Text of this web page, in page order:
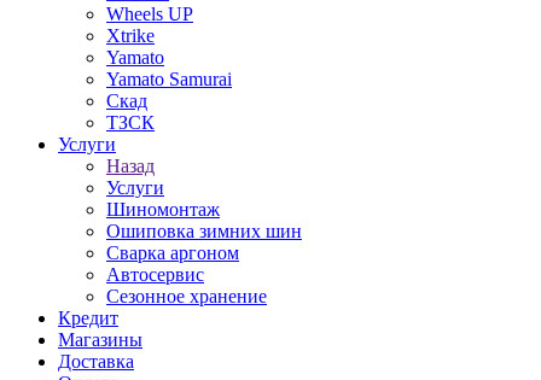
Wheels UP
Xtrike
Yamato
Yamato Samurai
Скад
ТЗСК
Услуги
Назад
Услуги
Шиномонтаж
Ошиповка зимних шин
Сварка аргоном
Автосервис
Сезонное хранение
Кредит
Магазины
Доставка